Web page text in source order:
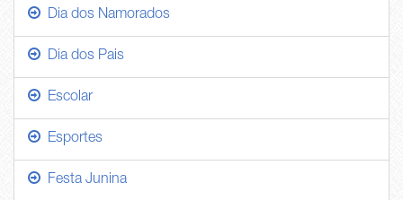
Dia dos Namorados
Dia dos Pais
Escolar
Esportes
Festa Junina